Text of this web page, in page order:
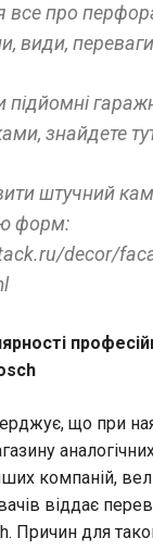
все про
види,
підйомні
знайдете
штучний
форм:
decor/
що при
компаній,
віддає
Причин для